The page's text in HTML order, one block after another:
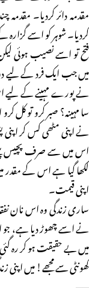
مقدمہ دائر کردیا۔
کردیا۔ شوہر کو اسے گزارہ
فتح تو اسے نصیب ہوئی
میں جب ایک فرد کے لیے
نے پورے مہینے کے لیے اس
سا مہینہ؟ صبر کرو تو کل
نے اپنی مٹھی کس کر اپنی
اس میں سے صرف پچیس
لکھا گیا ہے اس کے مقدر
اپنی قیمت۔
ساری زندگی وہ اس نان
نے اسے چھوڑ دیا ہے، جو
میں بے حقیقت ہو کر رہ
کھونٹی سے مجھے! میں اپنی